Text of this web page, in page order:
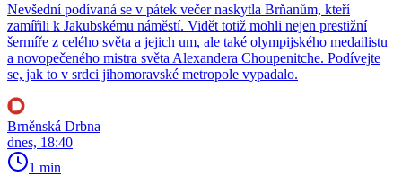
Nevšední podívaná se v pátek večer naskytla Brňanům, kteří
zamířili k Jakubskému náměstí. Vidět totiž mohli nejen prestižní
šermíře z celého světa a jejich um, ale také olympijského medailistu
a novopečeného mistra světa Alexandera Choupenitche. Podívejte
se, jak to v srdci jihomoravské metropole vypadalo.
Brněnská Drbna
dnes, 18:40
1 min